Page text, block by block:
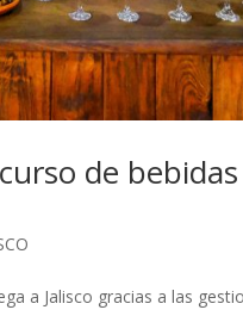
de
a Jalisco gracias a las